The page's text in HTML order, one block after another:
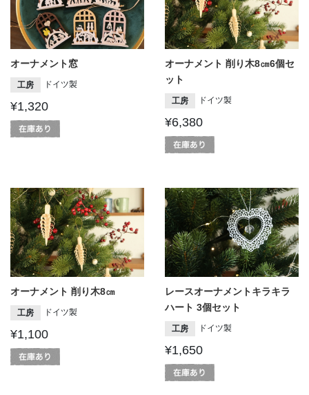
オーナメント窓
工房 ドイツ製
¥1,320
オーナメント 削り木8㎝6個セ
ット
工房 ドイツ製
¥6,380
オーナメント 削り木8㎝
工房 ドイツ製
¥1,100
レースオーナメントキラキラ
ハート 3個セット
工房 ドイツ製
¥1,650